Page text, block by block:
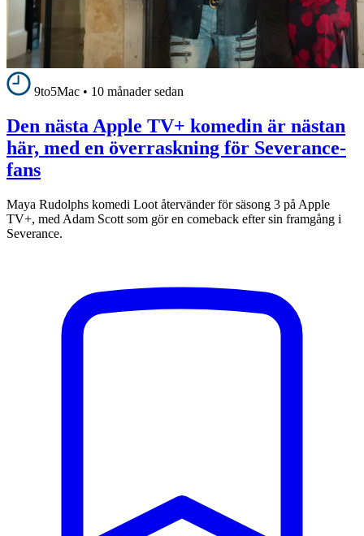
9to5Mac • 10 månader sedan
Den nästa Apple TV+ komedin är nästan
här, med en överraskning för Severance-
fans
Maya Rudolphs komedi Loot återvänder för säsong 3 på Apple
TV+, med Adam Scott som gör en comeback efter sin framgång i
Severance.